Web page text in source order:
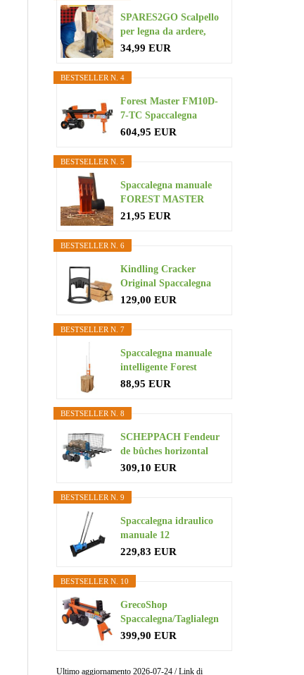
SPARES2GO Scalpello
per legna da ardere,
grande...
34,99 EUR
BESTSELLER N. 4
Forest Master FM10D-
7-TC Spaccalegna
elettrico...
604,95 EUR
BESTSELLER N. 5
Spaccalegna manuale
FOREST MASTER
USAB da 7" per...
21,95 EUR
BESTSELLER N. 6
Kindling Cracker
Original Spaccalegna
Robusto...
129,00 EUR
BESTSELLER N. 7
Spaccalegna manuale
intelligente Forest
Master...
88,95 EUR
BESTSELLER N. 8
SCHEPPACH Fendeur
de bûches horizontal
4T 1500W...
309,10 EUR
BESTSELLER N. 9
Spaccalegna idraulico
manuale 12
tonnellate...
229,83 EUR
BESTSELLER N. 10
GrecoShop
Spaccalegna/Taglialegn
a/Spacca Legna...
399,90 EUR
Ultimo aggiornamento 2026-07-24 / Link di